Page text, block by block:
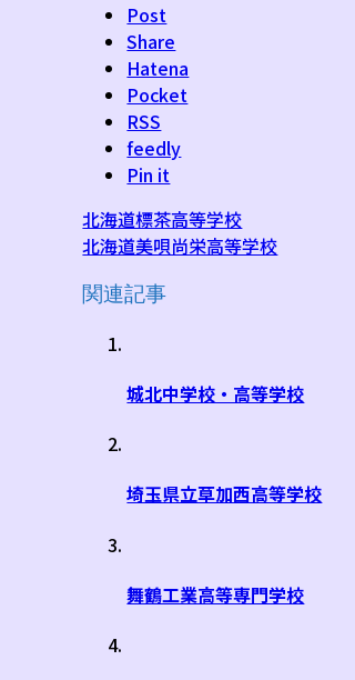
Post
Share
Hatena
Pocket
RSS
feedly
Pin it
北海道標茶高等学校
北海道美唄尚栄高等学校
関連記事
城北中学校・高等学校
埼玉県立草加西高等学校
舞鶴工業高等専門学校